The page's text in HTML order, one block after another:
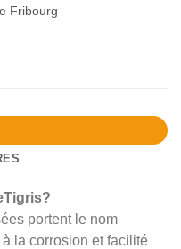
Fribourg
portent le nom
la corrosion et facilité